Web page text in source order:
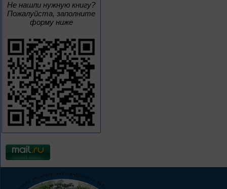
Не нашли нужную книгу?
Пожалуйста, заполните
форму ниже